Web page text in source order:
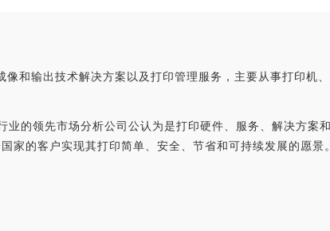
和输出技术解决方案以及打印管理服务，主要从事打印机
的领先市场分析公司公认为是打印硬件、服务、解决方案
的客户实现其打印简单、安全、节省和可持续发展的愿景。